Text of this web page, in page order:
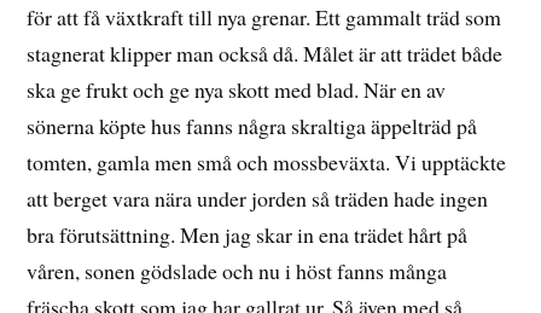
för att få växtkraft till nya grenar. Ett gammalt träd som
stagnerat klipper man också då. Målet är att trädet både
ska ge frukt och ge nya skott med blad. När en av
sönerna köpte hus fanns några skraltiga äppelträd på
tomten, gamla men små och mossbeväxta. Vi upptäckte
att berget vara nära under jorden så träden hade ingen
bra förutsättning. Men jag skar in ena trädet hårt på
våren, sonen gödslade och nu i höst fanns många
fräscha skott som jag har gallrat ur. Så även med så